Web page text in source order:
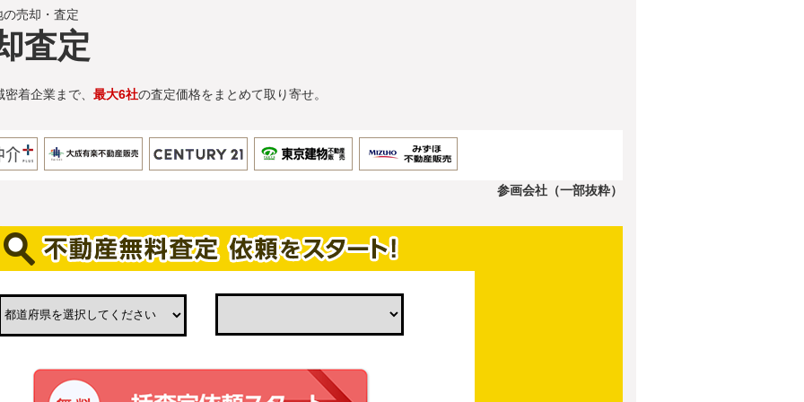
売却・査定
査定
着企業まで、 最大6社の査定価格をまとめて取り寄せ。
参画会社（一部抜粋）